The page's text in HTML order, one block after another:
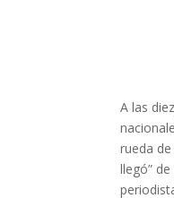
A las
rueda
llegó”